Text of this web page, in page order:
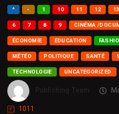
^ - 1 10 11 12 13
6 7 8 9 CINÉMA /
ÉCONOMIE EDUCATION
MÉTÉO POLITIQUE SANTÉ
TECHNOLOGIE UNCATEGORIZED
1011